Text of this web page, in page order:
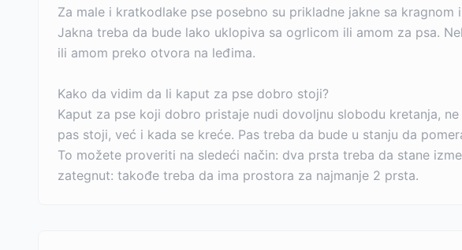
Za male i kratkodlake pse posebno su prikladne jakne sa
Jakna treba da bude lako uklopiva sa ogrlicom ili amom za psa.
ili amom preko otvora na leđima.
Kako da vidim da li kaput za pse dobro stoji?
Kaput za pse koji dobro pristaje nudi dovoljnu slobodu kretanja,
pas stoji, već i kada se kreće. Pas treba da bude u stanju da
To možete proveriti na sledeći način: dva prsta treba da stane
zategnut: takođe treba da ima prostora za najmanje 2 prsta.